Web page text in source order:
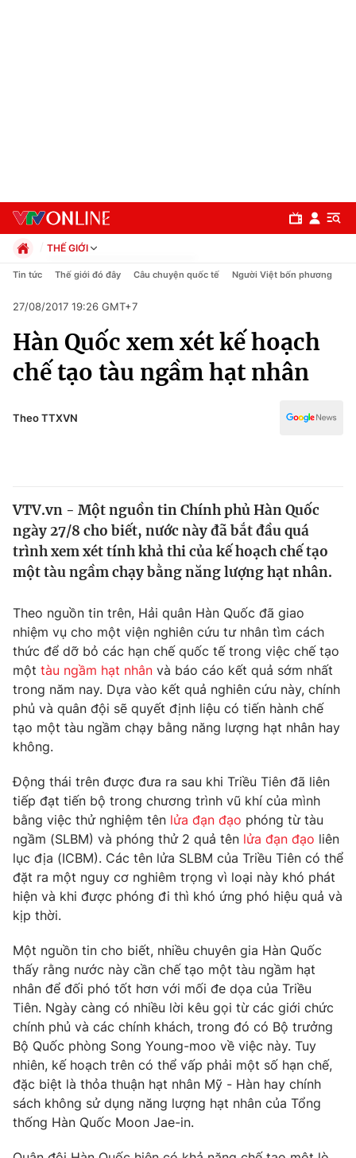
Chuyên mục
Chính trị
Thế giới
Tin tức
Thế giới đó đây
Câu chuyện quốc tế
Tài chính
Thị trường
Góc doanh nghiệp
Dữ liệu và đời sống
Truyền hình
Phim VTV
Hậu trường
Nhân vật
Khán giả
Giải sao mai
Giải trí
Âm nhạc
Sao
Đời sống
Du lịch
Làm đẹp
Chất lượng cuộc sống
Giáo dục
Tuyển sinh
Học trực tuyến
Công nghệ
Hitech Công nghệ tương lai
Thị trường
Tư vấn
Giao lưu trực tuyến
Lịch phát sóng
Chuyên mục khác
Emagazine Podcast
Photo Infographic
THẾ GIỚI
Chính trị
Pháp luật
Kinh tế
Thể thao
Truyền hình
Y tế
Tin tức Thế giới đó đây Câu chuyện quốc tế Người Việt bốn phương
27/08/2017 19:26 GMT+7
Hàn Quốc xem xét kế hoạch
chế tạo tàu ngầm hạt nhân
Theo TTXVN
VTV.vn - Một nguồn tin Chính phủ Hàn Quốc
ngày 27/8 cho biết, nước này đã bắt đầu quá
trình xem xét tính khả thi của kế hoạch chế tạo
một tàu ngầm chạy bằng năng lượng hạt nhân.
Theo nguồn tin trên, Hải quân Hàn Quốc đã giao
nhiệm vụ cho một viện nghiên cứu tư nhân tìm cách
thức để dỡ bỏ các hạn chế quốc tế trong việc chế tạo
một tàu ngầm hạt nhân và báo cáo kết quả sớm nhất
trong năm nay. Dựa vào kết quả nghiên cứu này, chính
phủ và quân đội sẽ quyết định liệu có tiến hành chế
tạo một tàu ngầm chạy bằng năng lượng hạt nhân hay
không.
Động thái trên được đưa ra sau khi Triều Tiên đã liên
tiếp đạt tiến bộ trong chương trình vũ khí của mình
bằng việc thử nghiệm tên lửa đạn đạo phóng từ tàu
ngầm (SLBM) và phóng thử 2 quả tên lửa đạn đạo liên
lục địa (ICBM). Các tên lửa SLBM của Triều Tiên có thể
đặt ra một nguy cơ nghiêm trọng vì loại này khó phát
hiện và khi được phóng đi thì khó ứng phó hiệu quả và
kịp thời.
Một nguồn tin cho biết, nhiều chuyên gia Hàn Quốc
thấy rằng nước này cần chế tạo một tàu ngầm hạt
nhân để đối phó tốt hơn với mối đe dọa của Triều
Tiên. Ngày càng có nhiều lời kêu gọi từ các giới chức
chính phủ và các chính khách, trong đó có Bộ trưởng
Bộ Quốc phòng Song Young-moo về việc này. Tuy
nhiên, kế hoạch trên có thể vấp phải một số hạn chế,
đặc biệt là thỏa thuận hạt nhân Mỹ - Hàn hay chính
sách không sử dụng năng lượng hạt nhân của Tổng
thống Hàn Quốc Moon Jae-in.